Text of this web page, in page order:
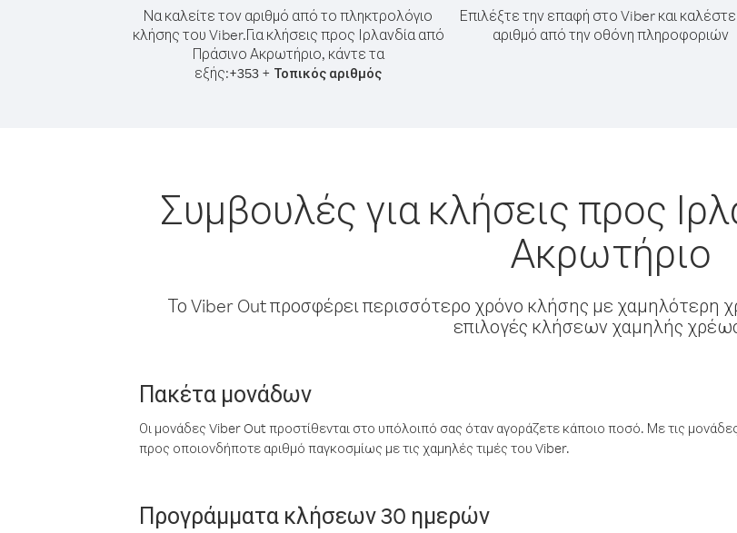
Να καλείτε τον αριθμό από το πληκτρολόγιο
κλήσης του Viber.Για κλήσεις προς Ιρλανδία από
Πράσινο Ακρωτήριο, κάντε τα
εξής:+353 + Τοπικός αριθμός
Επιλέξτε την επαφή στο Viber και
αριθμό από την οθόνη πληροφοριών
Συμβουλές για κλήσεις προς
Ακρωτήριο
Το Viber Out προσφέρει περισσότερο χρόνο κλήσης με χαμηλότερη
επιλογές κλήσεων χαμηλής
Πακέτα μονάδων
Οι μονάδες Viber Out προστίθενται στο υπόλοιπό σας όταν αγοράζετε κάποιο ποσό. Με τις
προς οποιονδήποτε αριθμό παγκοσμίως με τις χαμηλές τιμές του Viber.
Προγράμματα κλήσεων 30 ημερών